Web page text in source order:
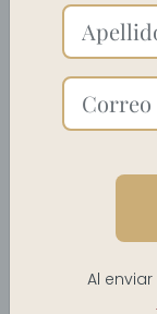
Al